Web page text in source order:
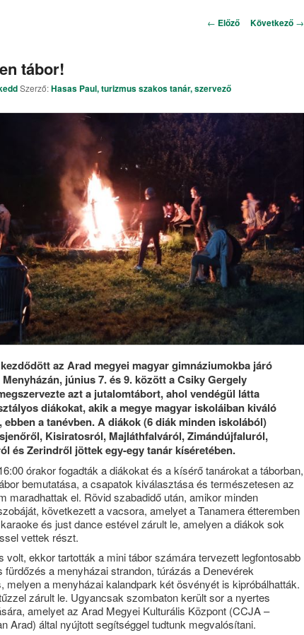
Bejegyzés navigáció
← Előző Következő →
tábor!
Szerző:Hasas Paul, turizmus szakos tanár, szervező
az Arad megyei magyar gimnáziumokba járó
június 7. és 9. között a Csiky Gergely
azt a jutalomtábort, ahol vendégül látta
diákokat, akik a megye magyar iskoláiban kiváló
ebben a tanévben. A diákok (6 diák minden iskolából)
Kisiratosról, Majláthfalváról, Zimándújfaluról,
és Zerindről jöttek egy-egy tanár kíséretében.
órakor fogadták a diákokat és a kísérő tanárokat a táborban,
bemutatása, a csapatok kiválasztása és természetesen az
maradhattak el. Rövid szabadidő után, amikor minden
következett a vacsora, amelyet a Tanamera étteremben
és just dance estével zárult le, amelyen a diákok sok
vettek részt.
volt, ekkor tartották a mini tábor számára tervezett legfontosabb
fürdőzés a menyházai strandon, túrázás a Denevérek
melyen a menyházai kalandpark két ösvényét is kipróbálhatták.
zárult le. Ugyancsak szombaton került sor a nyertes
amelyet az Arad Megyei Kulturális Központ (CCJA –
Arad) által nyújtott segítséggel tudtunk megvalósítani.